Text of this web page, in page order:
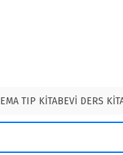
EMA TIP KİTABEVİ DERS